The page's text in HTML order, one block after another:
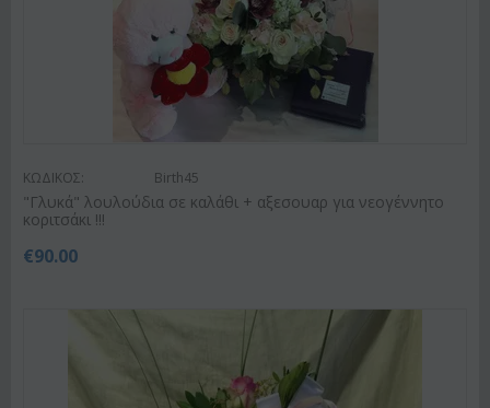
ΚΩΔΙΚΟΣ: Birth45
"Γλυκά" λουλούδια σε καλάθι + αξεσουαρ για νεογέννητο
κοριτσάκι !!!
€90.00